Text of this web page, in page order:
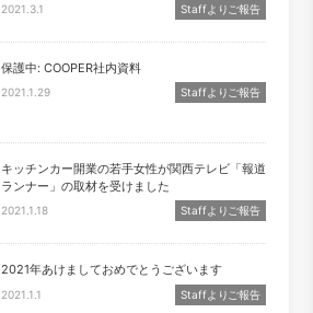
2021.3.1 Staffよりご報告
保護中: COOPER社内資料
2021.1.29 Staffよりご報告
キッチンカー開業の若手女性が関西テレビ「報道
ランナー」の取材を受けました
2021.1.18 Staffよりご報告
2021年あけましておめでとうございます
2021.1.1 Staffよりご報告